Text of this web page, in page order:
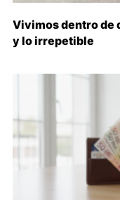
Vivimos dentro de
y lo irrepetible